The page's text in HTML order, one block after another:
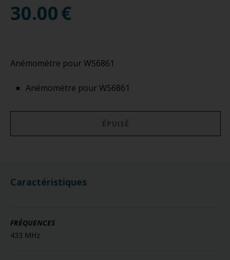
30.00€
Anémomètre pour WS6861
Anémomètre pour WS6861
ÉPUISÉ
Caractéristiques
FRÉQUENCES
433 MHz